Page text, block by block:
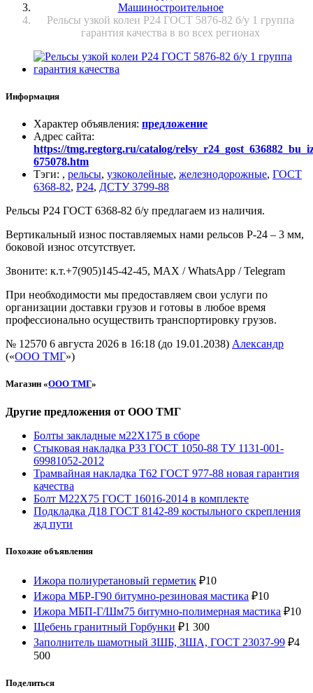
Машиностроительное
Рельсы узкой колеи Р24 ГОСТ 5876-82 б/у 1 группа
гарантия качества в во всех регионах
Информация
Характер объявления: предложение
Адрес сайта:
https://tmg.regtorg.ru/catalog/
675078.htm
Тэги: , рельсы, узкоколейные, железнодорожные, ГОСТ
6368-82, Р24, ДСТУ 3799-88
Рельсы Р24 ГОСТ 6368-82 б/у предлагаем из наличия.
Вертикальный износ поставляемых нами рельсов Р-24 – 3 мм,
боковой износ отсутствует.
Звоните: к.т.+7(905)145-42-45, MAX / WhatsApp / Telegram
При необходимости мы предоставляем свои услуги по
организации доставки грузов и готовы в любое время
профессионально осуществить транспортировку грузов.
№ 12570 6 августа 2026 в 16:18 (до 19.01.2038) Александр
(«ООО ТМГ»)
Магазин «ООО ТМГ»
Другие предложения от ООО ТМГ
Болты закладные м22Х175 в сборе
Стыковая накладка Р33 ГОСТ 1050-88 ТУ 1131-001-
69981052-2012
Трамвайная накладка Т62 ГОСТ 977-88 новая гарантия
качества
Болт М22Х75 ГОСТ 16016-2014 в комплекте
Подкладка Д18 ГОСТ 8142-89 костыльного скрепления
жд пути
Похожие объявления
Ижора полиуретановый герметик ₽10
Ижора МБР-Г90 битумно-резиновая мастика ₽10
Ижора МБП-Г/Шм75 битумно-полимерная мастика ₽10
Щебень гранитный Горбунки ₽1 300
Заполнитель шамотный ЗШБ, ЗША, ГОСТ 23037-99 ₽4
500
Поделиться